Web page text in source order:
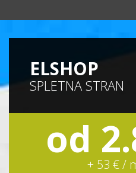
ELSHOP
SPLETNA STRAN
od
+ 53 € /